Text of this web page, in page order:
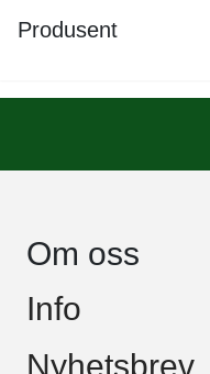
Produsent
Om oss
Garden Living AS
Info
Om oss
Nyhetsbrev